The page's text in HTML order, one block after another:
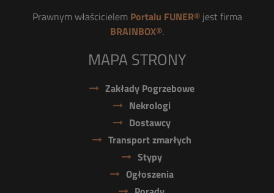
Prawnym właścicielem Portalu FUNER®jest firma
BRAINBOX®.
MAPA STRONY
Zakłady Pogrzebowe
Nekrologi
Dostawcy
Transport zmarłych
Stypy
Ogłoszenia